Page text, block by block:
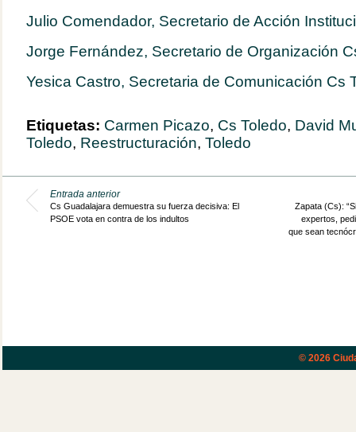
Julio Comendador, Secretario de Acción
Jorge Fernández, Secretario de Organización
Yesica Castro, Secretaria de Comunicación Cs
Etiquetas: Carmen Picazo, Cs Toledo, David
Toledo, Reestructuración, Toledo
Entrada anterior
Cs Guadalajara demuestra su fuerza decisiva: El
PSOE vota en contra de los indultos
Zapata (Cs):
expertos,
que sean
© 2026